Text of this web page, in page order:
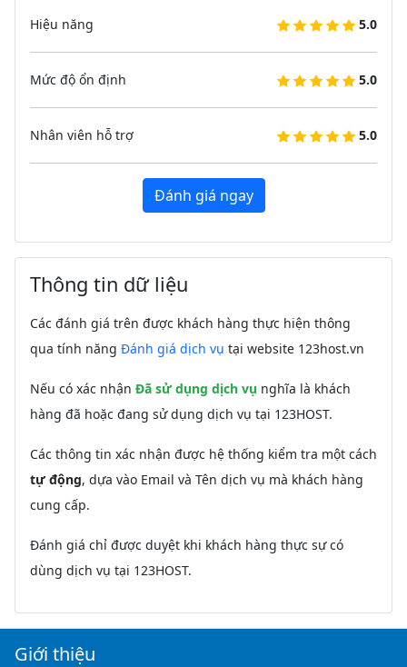
Hiệu năng 5.0
Mức độ ổn định 5.0
Nhân viên hỗ trợ 5.0
Đánh giá ngay
Thông tin dữ liệu
Các đánh giá trên được khách hàng thực hiện thông
qua tính năng Đánh giá dịch vụ tại website 123host.vn
Nếu có xác nhận Đã sử dụng dịch vụ nghĩa là khách
hàng đã hoặc đang sử dụng dịch vụ tại 123HOST.
Các thông tin xác nhận được hệ thống kiểm tra một cách
tự động, dựa vào Email và Tên dịch vụ mà khách hàng
cung cấp.
Đánh giá chỉ được duyệt khi khách hàng thực sự có
dùng dịch vụ tại 123HOST.
Giới thiệu